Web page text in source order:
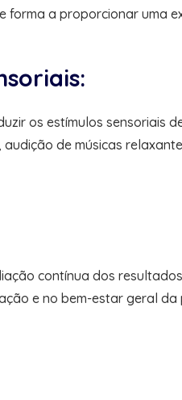
a proporcionar uma
os estímulos
de músicas
contínua dos
e no bem-estar geral